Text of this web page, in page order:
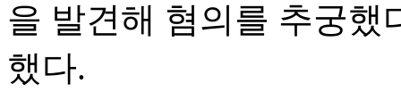
을 발견해 혐의를 추궁했
했다.